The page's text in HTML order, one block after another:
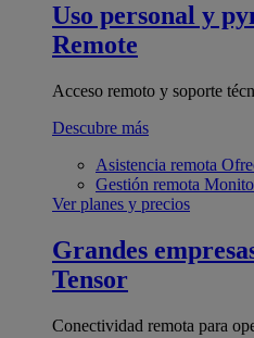
Uso personal y
Remote
Acceso remoto y soporte
Descubre más
Asistencia remota
Gestión remota
Ver planes y precios
Grandes
Tensor
Conectividad remota para